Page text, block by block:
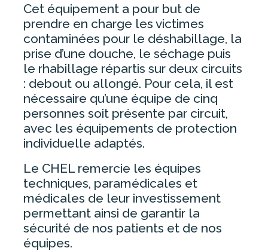
PERMANENCE D’ACCÈS AUX SOINS
DE SANTÉ (PASS)
UNITÉ TERRITORIALE DÉPISTAGE
ET VACCINATION DU PAYS
D’ANCENIS
PHARMACIE
LIVRET D’ACCUEIL
ACCÈS AU DOSSIER MÉDICAL
QUESTIONNAIRES DE
SATISFACTION
ESPACE RÉSIDENT
EHPAD ANCENIS
Cet équipement a pour but de
prendre en charge les victimes
contaminées pour le déshabillage, la
prise d’une douche, le séchage puis
le rhabillage répartis sur deux circuits
: debout ou allongé. Pour cela, il est
nécessaire qu’une équipe de cinq
personnes soit présente par circuit,
avec les équipements de protection
individuelle adaptés.
Le CHEL remercie les équipes
techniques, paramédicales et
médicales de leur investissement
permettant ainsi de garantir la
sécurité de nos patients et de nos
équipes.